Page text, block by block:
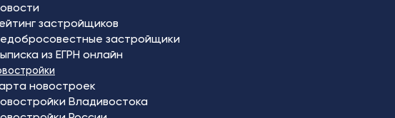
застройщиков
застройщики
из ЕГРН онлайн
новостроек
Владивостока